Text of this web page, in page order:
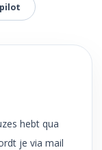
hebt qua
je via mail